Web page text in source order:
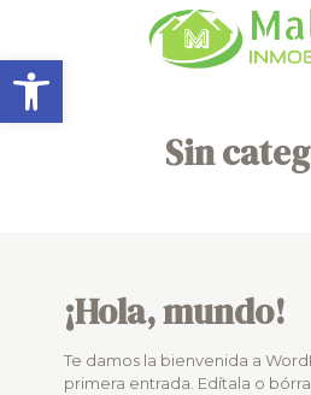
Abrir barra de herramientas
Sin
¡Hola, mundo!
Te damos la bienvenida a
primera entrada. Edítala o